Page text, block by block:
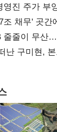
영진 주가 부
채무' 곳간
' 선언 승부수
줄줄이 무산
난 구미현,